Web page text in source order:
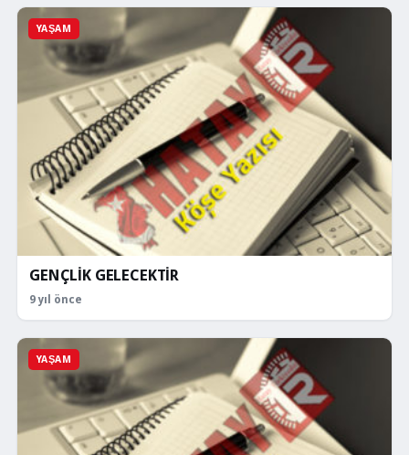
YAŞAM
GENÇLİK GELECEKTİR
9 yıl önce
YAŞAM